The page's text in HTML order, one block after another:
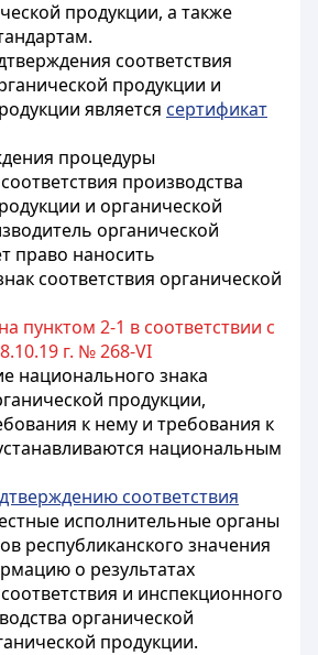
продукции, а также
соответствия
продукции и
является сертификат
процедуры
производства
и органической
органической
право наносить
соответствия органической
пунктом 2-1 в соответствии с
г. № 268-VI
национального знака
продукции,
к нему и требования к
национальным
соответствия
исполнительные органы
республиканского значения
о результатах
и инспекционного
органической
продукции.